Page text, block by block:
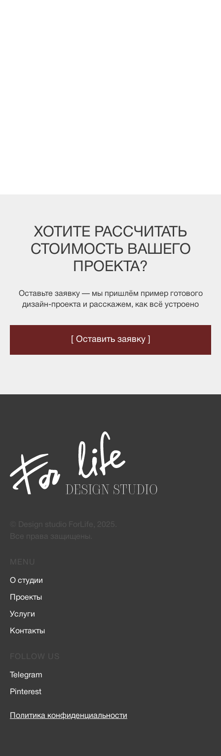
ХОТИТЕ РАССЧИТАТЬ
СТОИМОСТЬ ВАШЕГО
ПРОЕКТА?
Оставьте заявку — мы пришлём пример готового
дизайн-проекта и расскажем, как всё устроено
[ Оставить заявку ]
© Design studio ForLife, 2025.
Все права защищены.
MENU
О студии
Проекты
Услуги
Контакты
FOLLOW US
Telegram
Pinterest
Политика конфиденциальности